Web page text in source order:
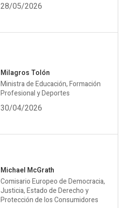
28/05/2026
Milagros Tolón
Ministra de Educación, Formación
Profesional y Deportes
30/04/2026
Michael McGrath
Comisario Europeo de Democracia,
Justicia, Estado de Derecho y
Protección de los Consumidores